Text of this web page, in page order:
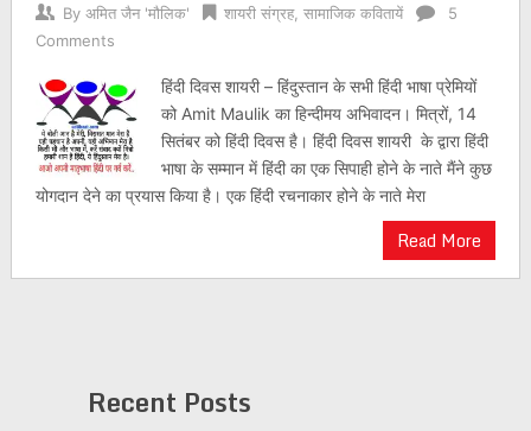
By अमित जैन 'मौलिक' शायरी संग्रह, सामाजिक कवितायें
5
Comments
हिंदी दिवस शायरी – हिंदुस्तान के सभी हिंदी भाषा प्रेमियों
को Amit Maulik का हिन्दीमय अभिवादन। मित्रों, 14
सितंबर को हिंदी दिवस है। हिंदी दिवस शायरी के द्वारा हिंदी
भाषा के सम्मान में हिंदी का एक सिपाही होने के नाते मैंने कुछ
योगदान देने का प्रयास किया है। एक हिंदी रचनाकार होने के नाते मेरा
Read More
Recent Posts